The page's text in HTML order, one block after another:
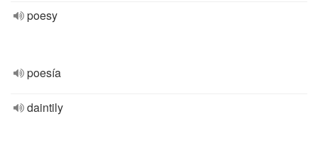
poesy
poesía
daintily